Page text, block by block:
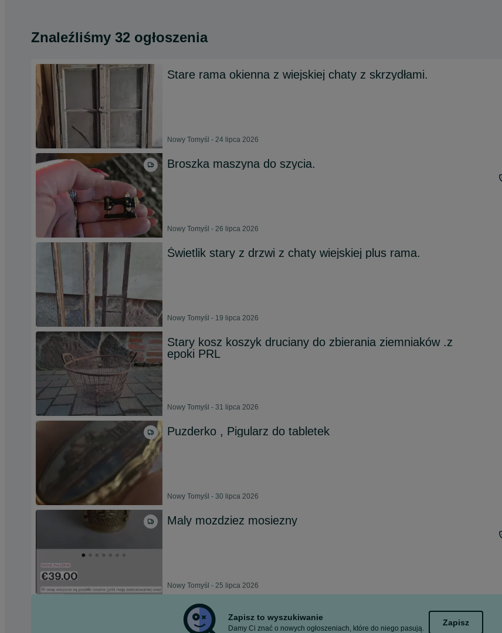
Znaleźliśmy 32 ogłoszenia
Stare rama okienna z wiejskiej chaty z skrzydłami.
Nowy Tomyśl - 24 lipca 2026
Broszka maszyna do szycia.
Nowy Tomyśl - 26 lipca 2026
Świetlik stary z drzwi z chaty wiejskiej plus rama.
Nowy Tomyśl - 19 lipca 2026
Stary kosz koszyk druciany do zbierania ziemniaków .z
epoki PRL
Nowy Tomyśl - 31 lipca 2026
Puzderko , Pigularz do tabletek
Nowy Tomyśl - 30 lipca 2026
Maly mozdziez mosiezny
Nowy Tomyśl - 25 lipca 2026
Zapisz to wyszukiwanie
Damy Ci znać o nowych ogłoszeniach, które do niego pasują.
Zapisz